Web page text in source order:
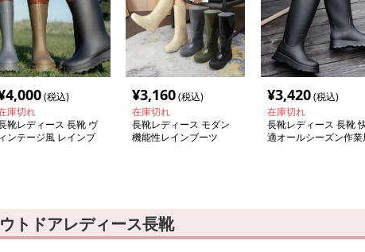
4,000(税込)
庫切れ
靴レディース 長靴 ヴ
ィンテージ風 レインブ
¥3,160(税込)
在庫切れ
長靴レディース モダン
機能性レインブーツ
¥3,420(税込)
在庫切れ
長靴レディース 長靴
適オールシーズン作業
トドアレディース長靴